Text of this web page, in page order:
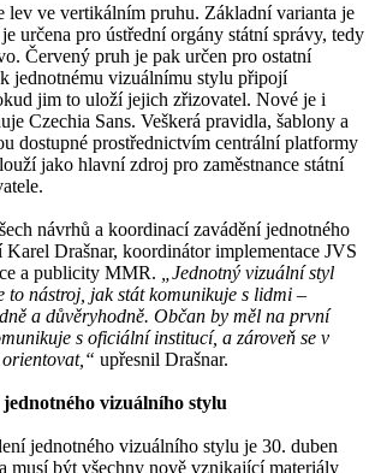
lev ve vertikálním pruhu. Základní varianta je
určena pro ústřední orgány státní správy, tedy
Červený pruh je pak určen pro ostatní
jednotnému vizuálnímu stylu připojí
jim to uloží jejich zřizovatel. Nové je i
Czechia Sans. Veškerá pravidla, šablony a
dostupné prostřednictvím centrální platformy
jako hlavní zdroj pro zaměstnance státní
návrhů a koordinací zavádění jednotného
Drašnar, koordinátor implementace JVS
a publicity MMR.
„Jednotný vizuální styl
to nástroj, jak stát komunikuje s lidmi –
a důvěryhodně. Občan by měl na první
s oficiální institucí, a zároveň se v
upřesnil Drašnar.
vizuálního stylu
jednotného vizuálního stylu je 30. duben
musí být všechny nově vznikající materiály